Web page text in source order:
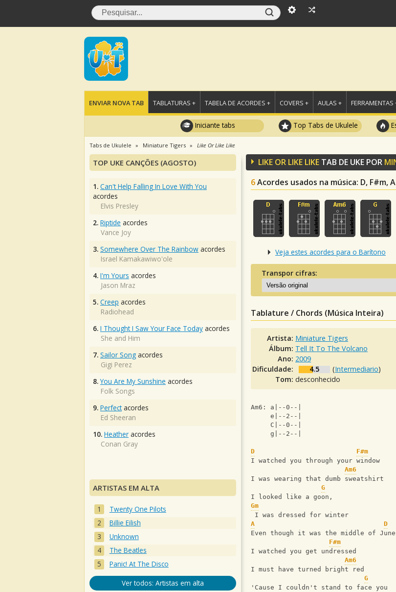
ENVIAR NOVA TAB TABLATURAS + TABELA DE ACORDES + COVERS + AULAS + FERRAMENTAS
Iniciante tabs Top Tabs de Ukulele
Tabs de Ukulele Miniature Tigers Like Or Like Like
LIKE OR LIKE LIKE TAB DE UKE POR
6Acordes usados na música: D, F#m,
Veja estes acordes para o Barítono
Transpor cifras:
Tablature / Chords (Música Inteira)
Artista: Miniature Tigers
Álbum: Tell It To The Volcano
Ano: 2009
Dificuldade:
4.5 (Intermediario)
Tom:desconhecido
Am6: a|--0--|
     e|--2--|
     C|--0--|
     g|--2--|
D
F#m
I watched you through your window
Am6
I was wearing that dumb sweatshirt
G
I looked like a goon,
Gm
I was dressed for winter
A
D
Even though it was the middle of June
F#m
I watched you get undressed
Am6
I must have turned bright red
G
'Cause I couldn't stand to face you
TOP UKE CANÇÕES (AGOSTO)
1. Can't Help Falling In Love With You
acordes
Elvis Presley
2. Riptide acordes
Vance Joy
3. Somewhere Over The Rainbow acordes
Israel Kamakawiwo'ole
4. I'm Yours acordes
Jason Mraz
5. Creep acordes
Radiohead
6. I Thought I Saw Your Face Today acordes
She and Him
7. Sailor Song acordes
Gigi Perez
8. You Are My Sunshine acordes
Folk Songs
9. Perfectacordes
Ed Sheeran
10. Heather acordes
Conan Gray
ARTISTAS EM ALTA
Twenty One Pilots
Billie Eilish
Unknown
The Beatles
Panic! At The Disco
Ver todos: Artistas em alta